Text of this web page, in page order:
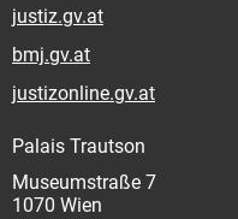
justiz.gv.at
bmj.gv.at
justizonline.gv.at
Palais Trautson
Museumstraße 7
1070 Wien